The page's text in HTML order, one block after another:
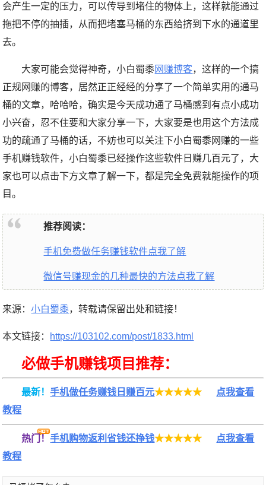
会产生一定的压力，可以传导到堵住的物体上，这样就能通过
拖把不停的抽插，从而把堵塞马桶的东西给挤到下水的通道里
去。
大家可能会觉得神奇，小白蜀黍网赚博客，这样的一个搞
正规网赚的博客，居然正正经经的分享了一个简单实用的通马
桶的文章，哈哈哈，确实是今天成功通了马桶感到有点小成功
小兴奋，忍不住要和大家分享一下，大家要是也用这个方法成
功的疏通了马桶的话，不妨也可以关注下小白蜀黍网赚的一些
手机赚钱软件，小白蜀黍已经操作这些软件日赚几百元了，大
家也可以点击下方文章了解一下，都是完全免费就能操作的项
目。
推荐阅读：
手机免费做任务赚钱软件点我了解
微信号赚现金的几种最快的方法点我了解
来源：小白蜀黍，转载请保留出处和链接！
本文链接： https://103102.com/post/1833.html
必做手机赚钱项目推荐：
最新！手机做任务赚钱日赚百元★★★★★
点我查看
教程
热门！手机购物返利省钱还挣钱★★★★★
点我查看
教程